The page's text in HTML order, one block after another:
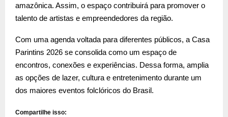
amazônica. Assim, o espaço contribuirá para promover o
talento de artistas e empreendedores da região.
Com uma agenda voltada para diferentes públicos, a Casa
Parintins 2026 se consolida como um espaço de
encontros, conexões e experiências. Dessa forma, amplia
as opções de lazer, cultura e entretenimento durante um
dos maiores eventos folclóricos do Brasil.
Compartilhe isso: